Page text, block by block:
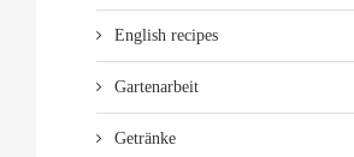
English recipes
Gartenarbeit
Getränke